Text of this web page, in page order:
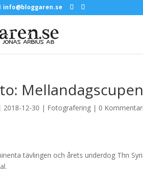
info@bloggaren.se
2018-12-30 | Fotografering | 0
tävlingen och årets underdog Thn